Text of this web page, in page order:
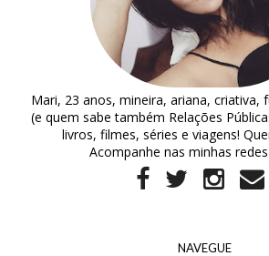
Mari, 23 anos, mineira, ariana, criativa,
(e quem sabe também Relações
livros, filmes, séries e viagens!
Acompanhe nas minhas redes
NAVEGUE